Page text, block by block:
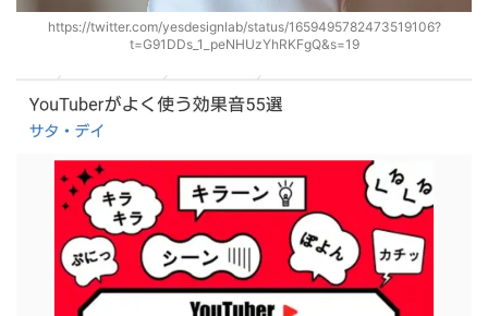
https://twitter.com/yesdesignlab/status/1659495782473519106?
t=G91DDs_1_peNHUzYhRKFgQ&s=19